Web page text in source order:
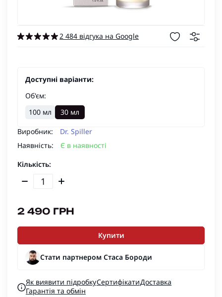
2 484 відгука на Google
Виробник:
Dr. Spiller
Наявність:
Є в наявності
2 490 ГРН
Кількість:
Доступні варіанти:
Об'єм:
100 мл
30 мл
Купити
Стати партнером Стаса Бороди
Як виявити підробкуСертифікатиДоставка
Гарантія та обмін